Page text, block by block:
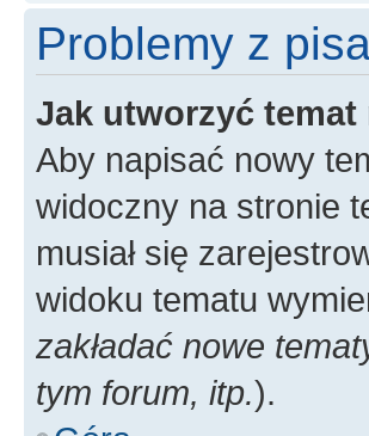
Problemy z
Jak utworzyć temat
Aby napisać nowy
widoczny na stronie
musiał się
widoku tematu
zakładać nowe
tym forum, itp.).